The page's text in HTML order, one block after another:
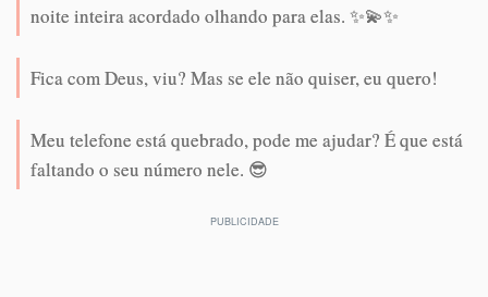
noite inteira acordado olhando para elas. ✨💫✨
Fica com Deus, viu? Mas se ele não quiser, eu quero!
Meu telefone está quebrado, pode me ajudar? É que está
faltando o seu número nele. 😎